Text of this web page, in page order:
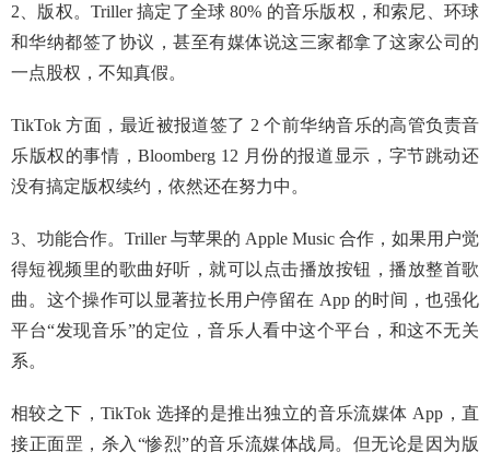
2、版权。Triller 搞定了全球 80% 的音乐版权，和索尼、环球
和华纳都签了协议，甚至有媒体说这三家都拿了这家公司的
一点股权，不知真假。
TikTok 方面，最近被报道签了 2 个前华纳音乐的高管负责音
乐版权的事情，Bloomberg 12 月份的报道显示，字节跳动还
没有搞定版权续约，依然还在努力中。
3、功能合作。Triller 与苹果的 Apple Music 合作，如果用户觉
得短视频里的歌曲好听，就可以点击播放按钮，播放整首歌
曲。这个操作可以显著拉长用户停留在 App 的时间，也强化
平台“发现音乐”的定位，音乐人看中这个平台，和这不无关
系。
相较之下，TikTok 选择的是推出独立的音乐流媒体 App，直
接正面罡，杀入“惨烈”的音乐流媒体战局。但无论是因为版